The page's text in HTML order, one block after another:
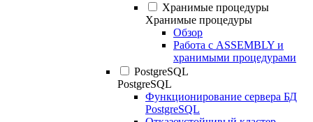
Хранимые процедуры
Хранимые процедуры
Обзор
Работа с ASSEMBLY и
хранимыми процедурами
PostgreSQL
PostgreSQL
Функционирование сервера БД
PostgreSQL